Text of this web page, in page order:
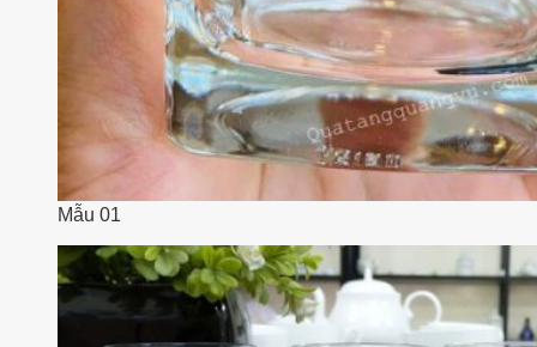
Mẫu 01